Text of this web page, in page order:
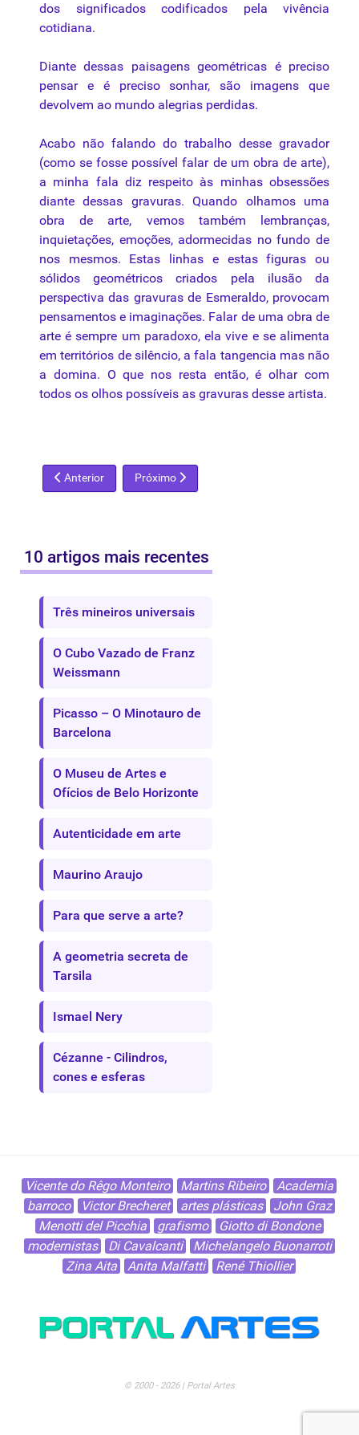
dos significados codificados pela vivência
cotidiana.
Diante dessas paisagens geométricas é preciso
pensar e é preciso sonhar, são imagens
que
devolvem ao mundo alegrias perdidas.
Acabo não falando do trabalho desse gravador
(como se fosse possível falar de um obra de arte),
a minha fala diz respeito às minhas obsessões
diante dessas gravuras. Quando olhamos uma
obra de arte, vemos também lembranças,
inquietações, emoções, adormecidas no fundo de
nos mesmos. Estas linhas e estas figuras ou
sólidos geométricos criados pela ilusão da
perspectiva das gravurasde Esmeraldo, provocam
pensamentos e imaginações. Falar de uma obra de
arte é sempre um paradoxo, ela vive e se alimenta
em territórios de silêncio, a fala tangencia masnão
a domina. Oque nos resta então, é olhar com
todos os olhos possíveis as gravuras desse artista.
Artigo anterior: O que dizem as fotos
Anterior Próximo artigo: A fantasia estilizada dos
Próximo
10 artigos mais recentes
Três mineiros universais
O Cubo Vazado de Franz
Weissmann
Picasso – O Minotauro de
Barcelona
O Museu de Artes e
Ofícios de Belo Horizonte
Autenticidade em arte
Maurino Araujo
Para que serve a arte?
A geometria secreta de
Tarsila
Ismael Nery
Cézanne - Cilindros,
cones e esferas
Vicente do Rêgo Monteiro Martins Ribeiro
Academia
barroco
Victor Brecheret artes plásticas
John Graz
Menotti del Picchia
grafismo
Giotto di Bondone
modernistas
Di Cavalcanti
Michelangelo Buonarroti
Zina Aita
Anita Malfatti René Thiollier
© 2000 - 2026 | Portal Artes